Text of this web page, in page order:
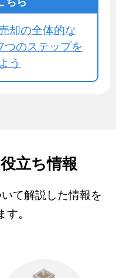
却の全体的な
つのステップを
う
立ち情報
て解説した情報を
す。